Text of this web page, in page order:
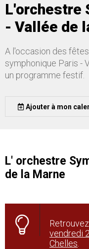
L'orchestre
- Vallée de
A l'occasion des
symphonique Paris -
un programme festif.
Ajouter à mon
L' orchestre
de la Marne
vendredi
Chelles